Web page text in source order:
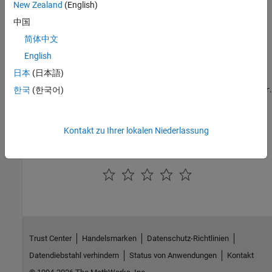
What Are Reporters?
Get an overview of reporters and how to use them, and an
overview of Report and DOM APIs.
Define New Custom Reporters
Create a custom reporter based on
mlreportgen.report.Reporter.
Copy and edit a reporter based on a built-in reporter.
New Zealand (English)
中国
简体中文
English
日本 (日本語)
한국 (한국어)
Kontakt zu Ihrer lokalen Niederlassung
Trust Center Handelsmarken
Datenschutz-Richtlinien
Datendiebstahl verhindern
Status von Anwendungen
Kontakt